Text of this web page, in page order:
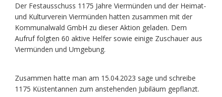
Der Festausschuss 1175 Jahre Viermünden und der Heimat-
und Kulturverein Viermünden hatten zusammen mit der
Kommunalwald GmbH zu dieser Aktion geladen. Dem
Aufruf folgten 60 aktive Helfer sowie einige Zuschauer aus
Viermünden und Umgebung.
Zusammen hatte man am 15.04.2023 sage und schreibe
1175 Küstentannen zum anstehenden Jubiläum gepflanzt.